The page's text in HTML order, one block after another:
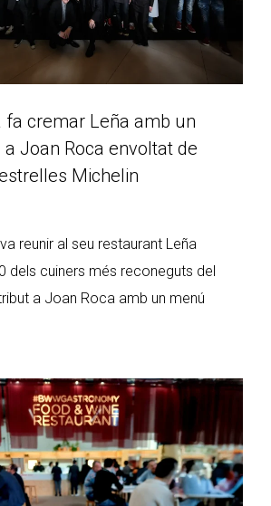
fa cremar Leña amb un
Joan Roca envoltat de
Michelin
reunir al seu restaurant Leña
dels cuiners més reconeguts del
a Joan Roca amb un menú